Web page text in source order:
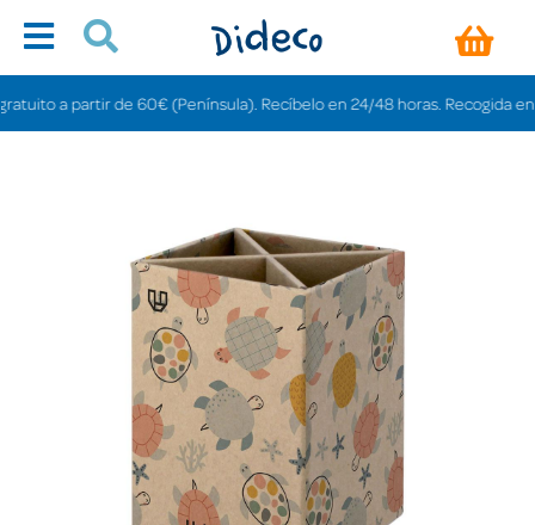
a partir de 60€ (Península). Recíbelo en 24/48 horas. Recogida en